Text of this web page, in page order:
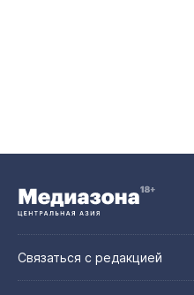
Связаться с редакцией